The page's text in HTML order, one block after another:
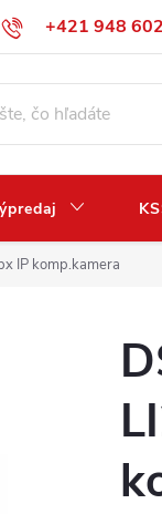
+421 948
Odstúpenie od zmluvy /
IP komp.kamera